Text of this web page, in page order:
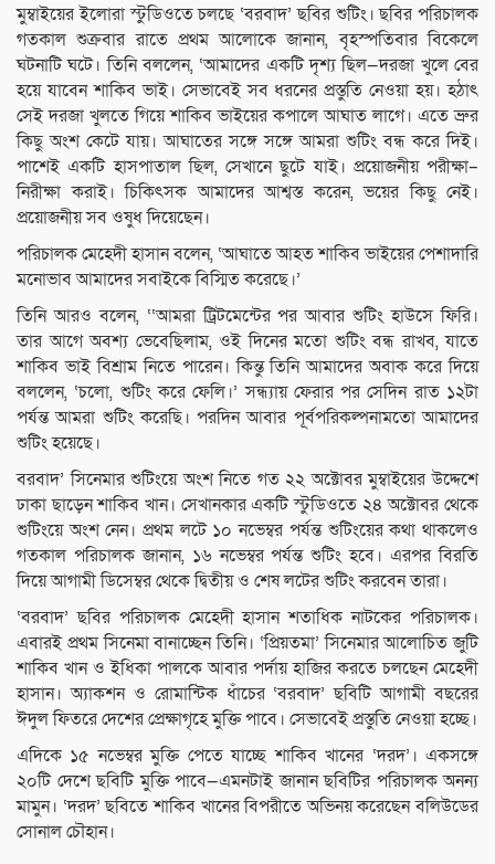
মুম্বাইয়ের ইলোরা স্টুডিওতে চলছে ‘বরবাদ’ ছবির শুটিং। ছবির পরিচালক
গতকাল শুক্রবার রাতে প্রথম আলোকে জানান, বৃহস্পতিবার বিকেলে
ঘটনাটি ঘটে। তিনি বললেন, ‘আমাদের একটি দৃশ্য ছিল—দরজা খুলে বের
হয়ে যাবেন শাকিব ভাই। সেভাবেই সব ধরনের প্রস্তুতি নেওয়া হয়। হঠাৎ
সেই দরজা খুলতে গিয়ে শাকিব ভাইয়ের কপালে আঘাত লাগে। এতে ভ্রুর
কিছু অংশ কেটে যায়। আঘাতের সঙ্গে সঙ্গে আমরা শুটিং বন্ধ করে দিই।
পাশেই একটি হাসপাতাল ছিল, সেখানে ছুটে যাই। প্রয়োজনীয় পরীক্ষা–
নিরীক্ষা করাই। চিকিৎসক আমাদের আশ্বস্ত করেন, ভয়ের কিছু নেই।
প্রয়োজনীয় সব ওষুধ দিয়েছেন।
পরিচালক মেহেদী হাসান বলেন, ‘আঘাতে আহত শাকিব ভাইয়ের পেশাদারি
মনোভাব আমাদের সবাইকে বিস্মিত করেছে।’
তিনি আরও বলেন, ‘‘আমরা ট্রিটমেন্টের পর আবার শুটিং হাউসে ফিরি।
তার আগে অবশ্য ভেবেছিলাম, ওই দিনের মতো শুটিং বন্ধ রাখব, যাতে
শাকিব ভাই বিশ্রাম নিতে পারেন। কিন্তু তিনি আমাদের অবাক করে দিয়ে
বললেন, ‘চলো, শুটিং করে ফেলি।’ সন্ধ্যায় ফেরার পর সেদিন রাত ১২টা
পর্যন্ত আমরা শুটিং করেছি। পরদিন আবার পূর্বপরিকল্পনামতো আমাদের
শুটিং হয়েছে।
বরবাদ’ সিনেমার শুটিংয়ে অংশ নিতে গত ২২ অক্টোবর মুম্বাইয়ের উদ্দেশে
ঢাকা ছাড়েন শাকিব খান। সেখানকার একটি স্টুডিওতে ২৪ অক্টোবর থেকে
শুটিংয়ে অংশ নেন। প্রথম লটে ১০ নভেম্বর পর্যন্ত শুটিংয়ের কথা থাকলেও
গতকাল পরিচালক জানান, ১৬ নভেম্বর পর্যন্ত শুটিং হবে। এরপর বিরতি
দিয়ে আগামী ডিসেম্বর থেকে দ্বিতীয় ও শেষ লটের শুটিং করবেন তারা।
‘বরবাদ’ ছবির পরিচালক মেহেদী হাসান শতাধিক নাটকের পরিচালক।
এবারই প্রথম সিনেমা বানাচ্ছেন তিনি। ‘প্রিয়তমা’ সিনেমার আলোচিত জুটি
শাকিব খান ও ইধিকা পালকে আবার পর্দায় হাজির করতে চলছেন মেহেদী
হাসান। অ্যাকশন ও রোমান্টিক ধাঁচের ‘বরবাদ’ ছবিটি আগামী বছরের
ঈদুল ফিতরে দেশের প্রেক্ষাগৃহে মুক্তি পাবে। সেভাবেই প্রস্তুতি নেওয়া হচ্ছে।
এদিকে ১৫ নভেম্বর মুক্তি পেতে যাচ্ছে শাকিব খানের ‘দরদ’। একসঙ্গে
২০টি দেশে ছবিটি মুক্তি পাবে—এমনটাই জানান ছবিটির পরিচালক অনন্য
মামুন। ‘দরদ’ ছবিতে শাকিব খানের বিপরীতে অভিনয় করেছেন বলিউডের
সোনাল চৌহান।